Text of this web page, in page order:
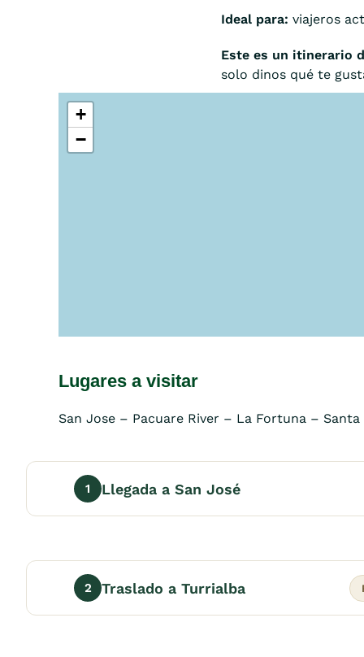
Ideal para: viajeros
Este es un itinerario
solo dinos qué te
+
−
Lugares a visitar
San Jose – Pacuare River – La Fortuna –
1 Llegada a San José
2 Traslado a Turrialba